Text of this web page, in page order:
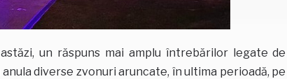
un răspuns mai amplu întrebărilor legate de
diverse zvonuri aruncate, în ultima perioadă, pe